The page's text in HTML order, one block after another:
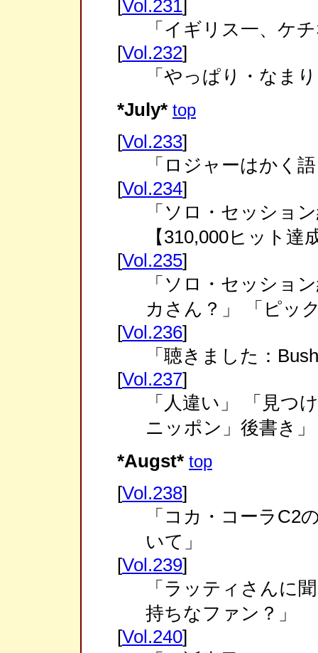
Vol.231
「イギリス一、ケ
[Vol.232]
「やっぱり・なま
*July* top
[Vol.233]
「ロジャーはかく
[Vol.234]
「ソロ・セッショ
【310,000ヒット達
[Vol.235]
「ソロ・セッショ
カさん？」 「ピッ
[Vol.236]
「聴きました：
[Vol.237]
「人違い」 「見つ
ニッポン」後書き」
*Augst* top
[Vol.238]
「コカ・コーラC2
いて」
[Vol.239]
「ラッティさんに
持ちなファン？」
[Vol.240]